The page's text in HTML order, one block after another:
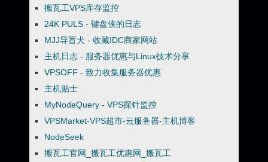
搬瓦工VPS库存监控
24K PULS - 键盘侠的日志
MJJ导盲犬 - 收藏IDC商家网站
主机日志 - 服务器优惠与Linux技术分享
VPSOFF - 致力收集服务器优惠
主机贴士
MyNodeQuery - VPS探针监控
VPSMarket-VPS超市-云服务器-主机博客
NodeSeek
搬瓦工官网_搬瓦工优惠网_搬瓦工